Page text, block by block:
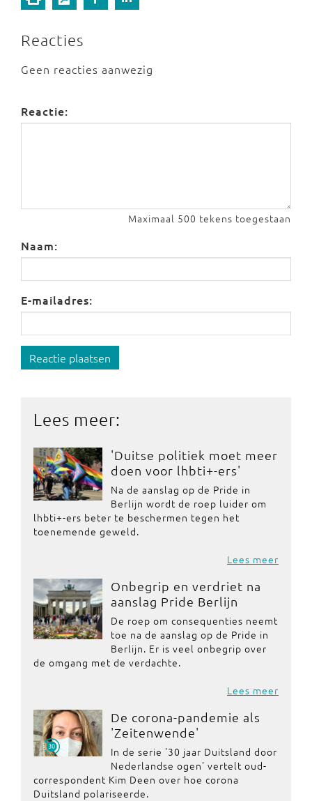
Reacties
Geen reacties aanwezig
Reactie:
Maximaal 500 tekens toegestaan
Naam:
E-mailadres:
Reactie plaatsen
Lees meer:
'Duitse politiek moet meer
doen voor lhbti+-ers'
Na de aanslag op de Pride in
Berlijn wordt de roep luider om
lhbti+-ers beter te beschermen tegen het
toenemende geweld.
Lees meer
Onbegrip en verdriet na
aanslag Pride Berlijn
De roep om consequenties neemt
toe na de aanslag op de Pride in
Berlijn. Er is veel onbegrip over
de omgang met de verdachte.
Lees meer
De corona-pandemie als
'Zeitenwende'
In de serie '30 jaar Duitsland door
Nederlandse ogen' vertelt oud-
correspondent Kim Deen over hoe corona
Duitsland polariseerde.